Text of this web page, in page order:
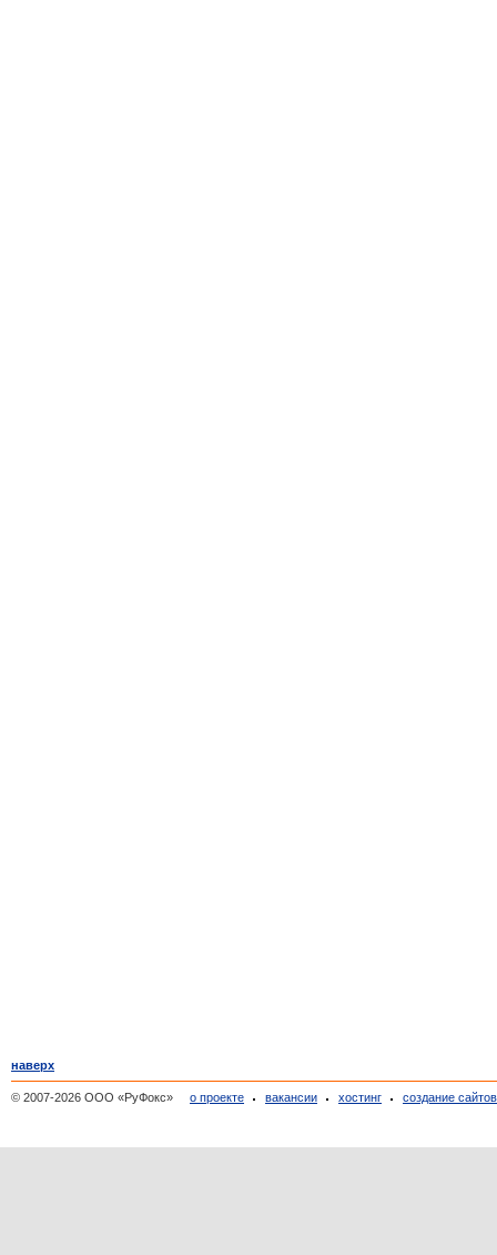
наверх
© 2007-2026 ООО «РуФокс» о проекте вакансии хостинг создание сайтов